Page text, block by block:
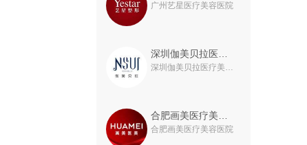
广州艺星医疗美容医院
深圳伽美贝拉医疗美容门诊部
合肥画美医疗美容医院